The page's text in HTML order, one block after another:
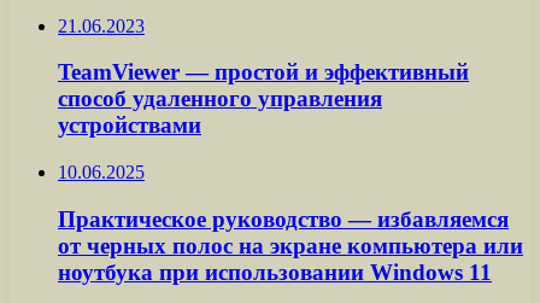
21.06.2023
TeamViewer — простой и эффективный
способ удаленного управления
устройствами
10.06.2025
Практическое руководство — избавляемся
от черных полос на экране компьютера или
ноутбука при использовании Windows 11